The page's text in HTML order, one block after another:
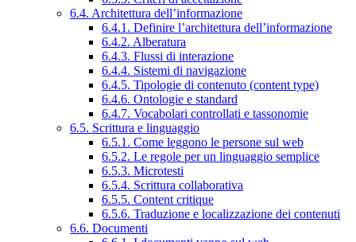
6.4. Architettura dell’informazione
6.4.1. Definire l’architettura dell’informazione
6.4.2. Alberatura
6.4.3. Flussi di interazione
6.4.4. Sistemi di navigazione
6.4.5. Tipologie di contenuto (content type)
6.4.6. Ontologie e standard
6.4.7. Vocabolari controllati e tassonomie
6.5. Scrittura e linguaggio
6.5.1. Come leggono le persone sul web
6.5.2. Le regole per un linguaggio semplice
6.5.3. Microtesti
6.5.4. Scrittura collaborativa
6.5.5. Content critique
6.5.6. Traduzione e localizzazione dei contenuti
6.6. Documenti